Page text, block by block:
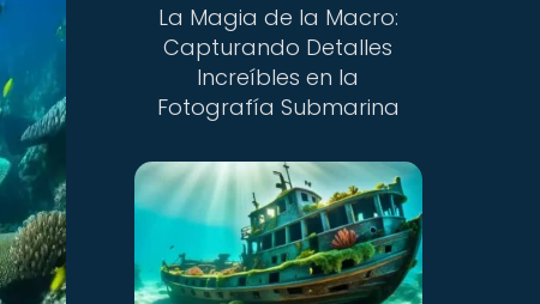
La Magia de la Macro:
Capturando Detalles
Increíbles en la
Fotografía Submarina